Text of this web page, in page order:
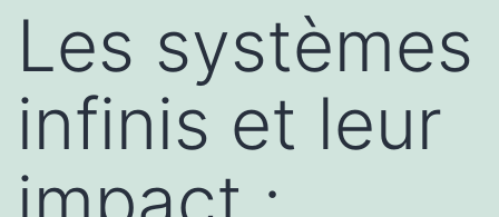
Les systèmes
infinis et leur